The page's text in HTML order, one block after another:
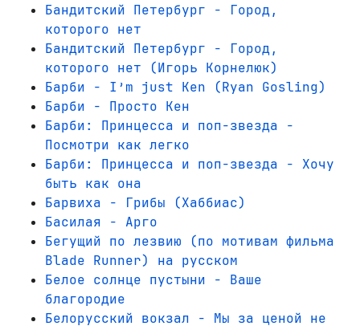
Бандитский Петербург - Город,
которого нет
Бандитский Петербург - Город,
которого нет (Игорь Корнелюк)
Барби - I’m just Ken (Ryan Gosling)
Барби - Просто Кен
Барби: Принцесса и поп-звезда -
Посмотри как легко
Барби: Принцесса и поп-звезда - Хочу
быть как она
Барвиха - Грибы (Хаббиас)
Басилая - Арго
Бегущий по лезвию (по мотивам фильма
Blade Runner) на русском
Белое солнце пустыни - Ваше
благородие
Белорусский вокзал - Мы за ценой не